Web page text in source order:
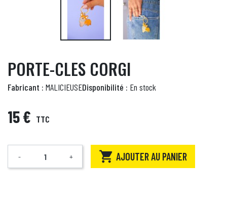
PORTE-CLES CORGI
Fabricant : MALICIEUSEDisponibilité : En stock
15 € TTC
Quantité
- +  AJOUTER AU PANIER